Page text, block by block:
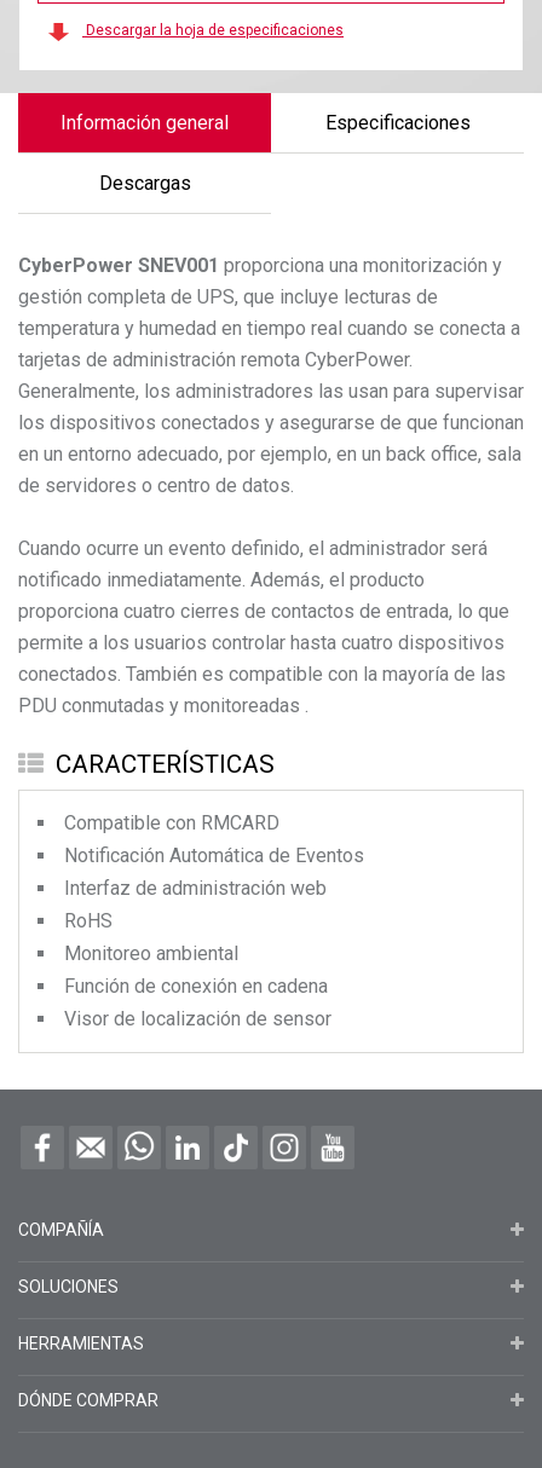
Descargar la hoja de especificaciones
Información general Especificaciones
Descargas
CyberPower SNEV001 proporciona una monitorización y
gestión completa de UPS, que incluye lecturas de
temperatura y humedad en tiempo real cuando se conecta a
tarjetas de administración remota CyberPower.
Generalmente, los administradores las usan para supervisar
los dispositivos conectados y asegurarse de que funcionan
en un entorno adecuado, por ejemplo, en un back office, sala
de servidores o centro de datos.
Cuando ocurre un evento definido, el administrador será
notificado inmediatamente. Además, el producto
proporciona cuatro cierres de contactos de entrada, lo que
permite a los usuarios controlar hasta cuatro dispositivos
conectados. También es compatible con la mayoría de las
PDU conmutadas y monitoreadas .
CARACTERÍSTICAS
Compatible con RMCARD
Notificación Automática de Eventos
Interfaz de administración web
RoHS
Monitoreo ambiental
Función de conexión en cadena
Visor de localización de sensor
COMPAÑÍA
SOLUCIONES
HERRAMIENTAS
DÓNDE COMPRAR